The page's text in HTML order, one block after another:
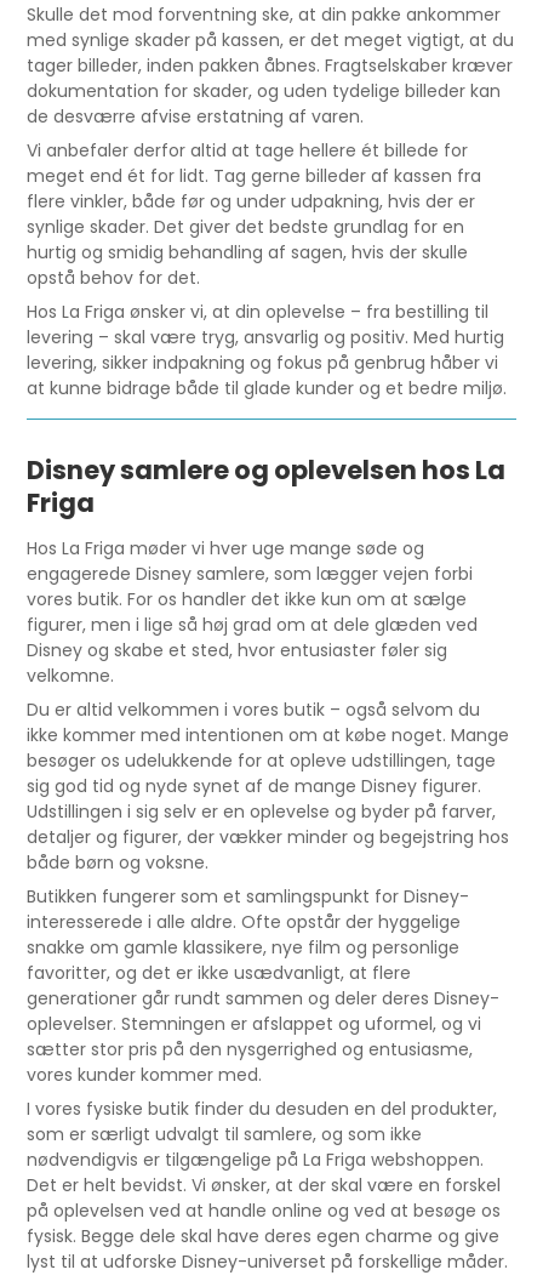
Skulle det mod forventning ske, at din pakke ankommer
med synlige skader på kassen, er det meget vigtigt, at du
tager billeder, inden pakken åbnes. Fragtselskaber kræver
dokumentation for skader, og uden tydelige billeder kan
de desværre afvise erstatning af varen.
Vi anbefaler derfor altid at tage hellere ét billede for
meget end ét for lidt. Tag gerne billeder af kassen fra
flere vinkler, både før og under udpakning, hvis der er
synlige skader. Det giver det bedste grundlag for en
hurtig og smidig behandling af sagen, hvis der skulle
opstå behov for det.
Hos La Friga ønsker vi, at din oplevelse – fra bestilling til
levering – skal være tryg, ansvarlig og positiv. Med hurtig
levering, sikker indpakning og fokus på genbrug håber vi
at kunne bidrage både til glade kunder og et bedre miljø.
Disney samlere og oplevelsen hos La
Friga
Hos La Friga møder vi hver uge mange søde og
engagerede Disney samlere, som lægger vejen forbi
vores butik. For os handler det ikke kun om at sælge
figurer, men i lige så høj grad om at dele glæden ved
Disney og skabe et sted, hvor entusiaster føler sig
velkomne.
Du er altid velkommen i vores butik – også selvom du
ikke kommer med intentionen om at købe noget. Mange
besøger os udelukkende for at opleve udstillingen, tage
sig god tid og nyde synet af de mange Disney figurer.
Udstillingen i sig selv er en oplevelse og byder på farver,
detaljer og figurer, der vækker minder og begejstring hos
både børn og voksne.
Butikken fungerer som et samlingspunkt for Disney-
interesserede i alle aldre. Ofte opstår der hyggelige
snakke om gamle klassikere, nye film og personlige
favoritter, og det er ikke usædvanligt, at flere
generationer går rundt sammen og deler deres Disney-
oplevelser. Stemningen er afslappet og uformel, og vi
sætter stor pris på den nysgerrighed og entusiasme,
vores kunder kommer med.
I vores fysiske butik finder du desuden en del produkter,
som er særligt udvalgt til samlere, og som ikke
nødvendigvis er tilgængelige på La Friga webshoppen.
Det er helt bevidst. Vi ønsker, at der skal være en forskel
på oplevelsen ved at handle online og ved at besøge os
fysisk. Begge dele skal have deres egen charme og give
lyst til at udforske Disney-universet på forskellige måder.